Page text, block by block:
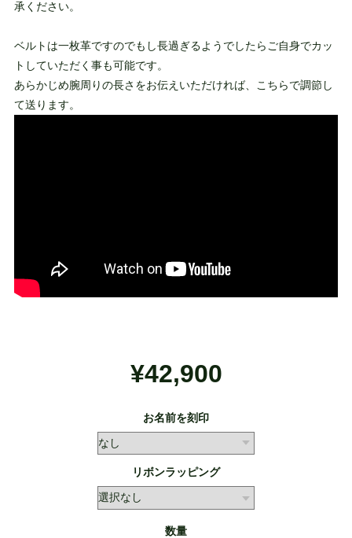
承ください。
ベルトは一枚革ですのでもし長過ぎるようでしたらご自身でカッ
トしていただく事も可能です。
あらかじめ腕周りの長さをお伝えいただければ、こちらで調節し
て送ります。
¥42,900
お名前を刻印
リボンラッピング
数量